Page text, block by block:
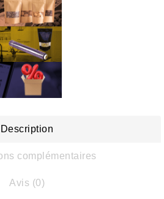
Description
complémentaires
Avis (0)